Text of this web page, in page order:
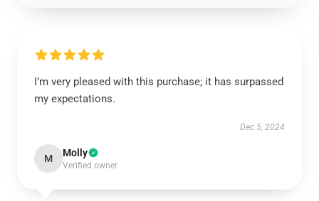
I’m very pleased with this purchase; it has surpassed
my expectations.
Dec 5, 2024
M Molly
Verified owner